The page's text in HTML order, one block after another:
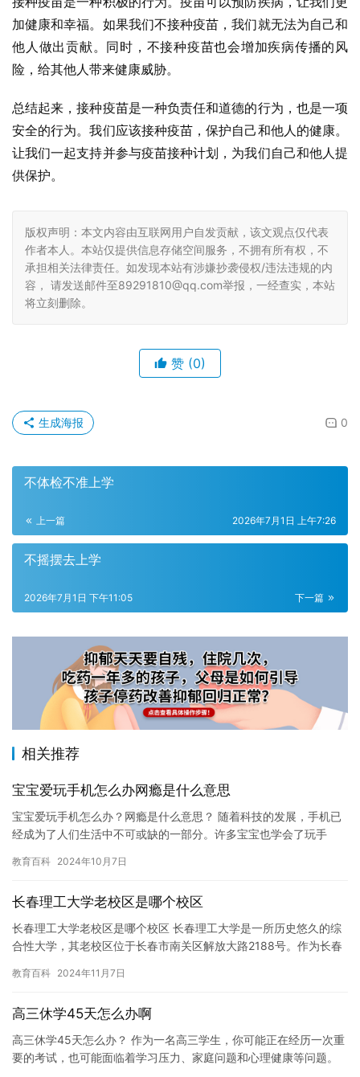
加健康和幸福。如果我们不接种疫苗，我们就无法为自己和
他人做出贡献。同时，不接种疫苗也会增加疾病传播的风
险，给其他人带来健康威胁。
总结起来，接种疫苗是一种负责任和道德的行为，也是一项
安全的行为。我们应该接种疫苗，保护自己和他人的健康。
让我们一起支持并参与疫苗接种计划，为我们自己和他人提
供保护。
版权声明：本文内容由互联网用户自发贡献，该文观点仅代表
作者本人。本站仅提供信息存储空间服务，不拥有所有权，不
承担相关法律责任。如发现本站有涉嫌抄袭侵权/违法违规的内
容， 请发送邮件至89291810@qq.com举报，一经查实，本站
将立刻删除。
赞 (0)
0
生成海报
不体检不准上学
上一篇 2026年7月1日 上午7:26
不摇摆去上学
下一篇
2026年7月1日 下午11:05
相关推荐
宝宝爱玩手机怎么办网瘾是什么意思
宝宝爱玩手机怎么办？网瘾是什么意思？ 随着科技的发展，手机已
经成为了人们生活中不可或缺的一部分。许多宝宝也学会了玩手
瘾是什…
教育百科 2024年10月7日
长春理工大学老校区是哪个校区
长春理工大学老校区是哪个校区 长春理工大学是一所历史悠久的综
合性大学，其老校区位于长春市南关区解放大路2188号。作为长春
教育百科 2024年11月7日
高三休学45天怎么办啊
高三休学45天怎么办？ 作为一名高三学生，你可能正在经历一次重
要的考试，也可能面临着学习压力、家庭问题和心理健康等问题。